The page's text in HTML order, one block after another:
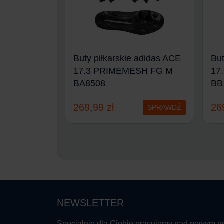
Buty piłkarskie adidas ACE
17.3 PRIMEMESH FG M
BA8508
269,99 zł SPRAWDŹ
NEWSLETTER